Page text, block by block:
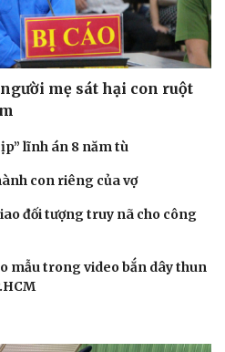
mẹ sát hại con ruột
lĩnh án 8 năm tù
con riêng của vợ
đối tượng truy nã cho công
mẫu trong video bắn dây thun